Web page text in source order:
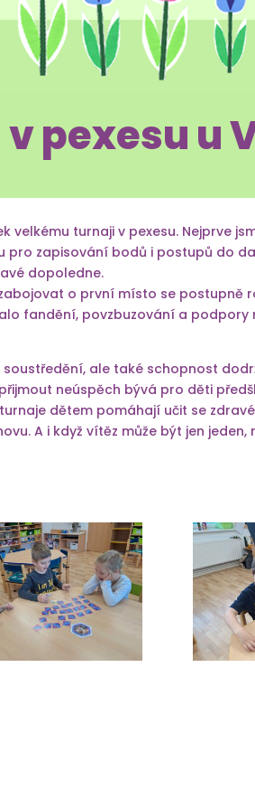
pexesu u
velkému turnaji v pexesu. Nejprve
zapisování bodů i postupů do
dopoledne.
o první místo se postupně
fandění, povzbuzování a
ale také schopnost
neúspěch bývá pro děti
dětem pomáhají učit se
A i když vítěz může být jen